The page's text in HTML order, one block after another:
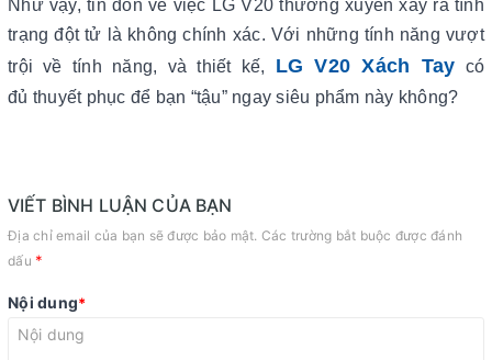
Như vậy, tin đồn về việc LG V20 thường xuyên xảy ra tình
trạng đột tử là không chính xác. Với những tính năng vượt
trội về tính năng, và thiết kế, LG V20 Xách Tay có
đủ thuyết phục để bạn “tậu” ngay siêu phẩm này không?
VIẾT BÌNH LUẬN CỦA BẠN
Địa chỉ email của bạn sẽ được bảo mật. Các trường bắt buộc được đánh
dấu *
Nội dung*